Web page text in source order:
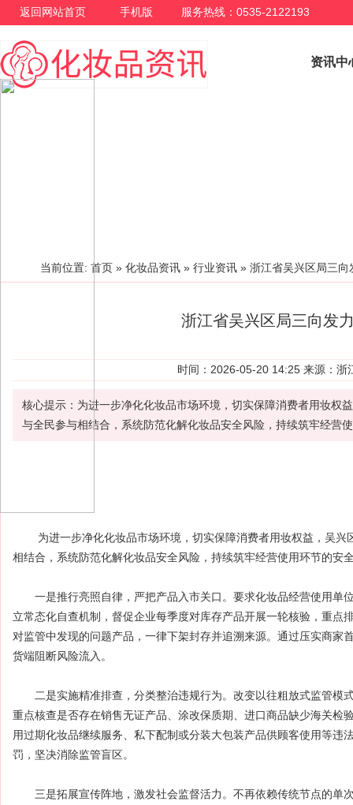
返回网站首页 手机版 服务热线：0535-2122193
资讯中
当前位置: 首页 » 化妆品资讯 » 行业资讯 » 浙江省吴兴区局三
浙江省吴兴区局三向发
时间：2026-05-20 14:25 来源：浙
核心提示：为进一步净化化妆品市场环境，切实保障消费者用妆权
与全民参与相结合，系统防范化解化妆品安全风险，持续筑牢经营
为进一步净化化妆品市场环境，切实保障消费者用妆权益，吴兴
相结合，系统防范化解化妆品安全风险 ，持续筑牢经营使用环节的安
一是推行亮照自律，严把产品入市关口。要求化妆品经营使用单
立常态化自查机制，督促企业每季度对库存产品开展一轮核验，重
对监管中发现的问题产品，一律下架封存并追溯来源。通过压实商
货端阻断风险流入。
二是实施精准排查，分类整治违规行为。改变以往粗放式监管模
重点核查是否存在销售无证产品、涂改保质期、进口商品缺少海关
用过期化妆品继续服务、私下配制或分装大包装产品供顾客使用等违
罚，坚决消除监管盲区。
三是拓展宣传阵地，激发社会监督活力。不再依赖传统节点的单